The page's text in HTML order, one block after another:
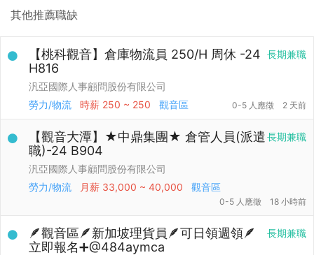
其他推薦職缺
長期兼職
【桃科觀音】倉庫物流員 250/H 周休 -24
H816
汎亞國際人事顧問股份有限公司
勞力/物流
時薪 250 ~ 250 觀音區 0-5 人應徵 2 天前
長期兼職
【觀音大潭】★中鼎集團★ 倉管人員(派遣
職)-24 B904
汎亞國際人事顧問股份有限公司
勞力/物流
月薪 33,000 ~ 40,000 觀音區
0-5 人應徵 18 小時前
長期兼職
🪶觀音區🪶新加坡理貨員🪶可日領週領🪶
立即報名➕@484aymca